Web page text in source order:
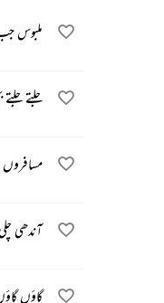
ملبوس
جلتے
مسافروں
آندھی
گاؤں